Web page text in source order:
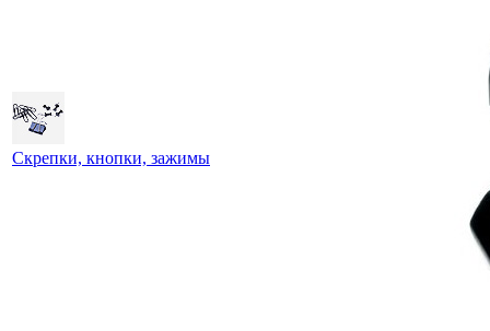
Скрепки, кнопки, зажимы